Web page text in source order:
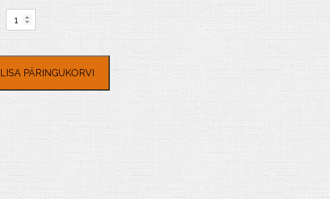
Your
Table
LISA PÄRINGUKORVI